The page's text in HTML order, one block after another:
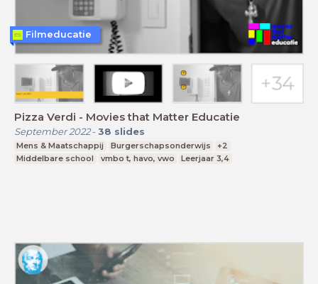
Pizza Verdi - Movies that Matter Educatie
September 2022- 38 slides
Mens & Maatschappij Burgerschapsonderwijs
+2
Middelbare school
vmbo t, havo, vwo Leerjaar 3,4
Filmeducatie